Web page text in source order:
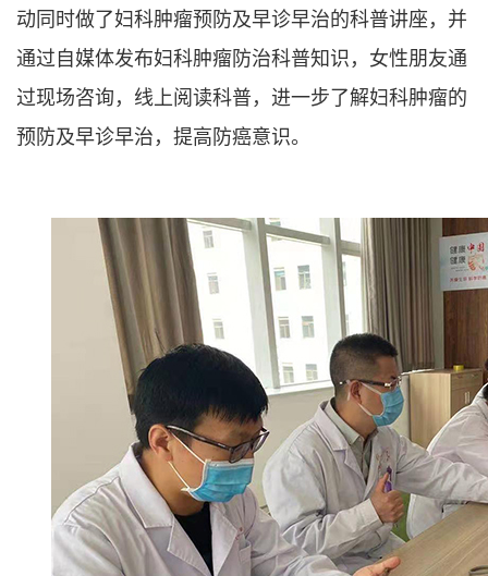
动同时做了妇科肿瘤预防及早诊早治的科普讲座，并
通过自媒体发布妇科肿瘤防治科普知识，女性朋友通
过现场咨询，线上阅读科普，进一步了解妇科肿瘤的
预防及早诊早治，提高防癌意识。